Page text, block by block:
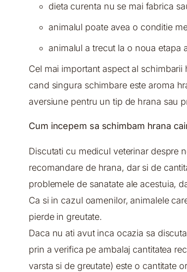
dieta curenta nu se mai fabrica
animalul poate avea o conditie
animalul a trecut la o noua etapa
Cel mai important aspect al
cand singura schimbare este aroma
aversiune pentru un tip de hrana sau
Cum incepem sa schimbam hrana
Discutati cu medicul veterinar despre
recomandare de hrana, dar si de
problemele de sanatate ale acestuia,
Ca si in cazul oamenilor, animalele
pierde in greutate.
Daca nu ati avut inca ocazia sa
prin a verifica pe ambalaj cantitatea
varsta si de greutate) este o cantitate